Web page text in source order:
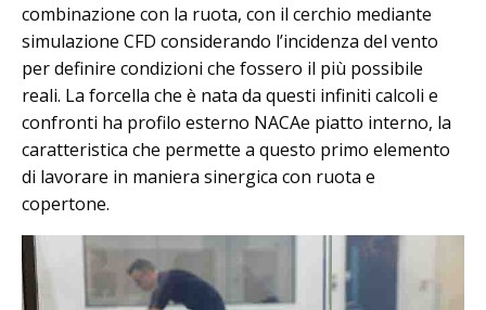
combinazione con la ruota, con il cerchio mediante
simulazione CFD considerando l’incidenza del vento
per definire condizioni che fossero il più possibile
reali. La forcella che è nata da questi infiniti calcoli e
confronti ha profilo esterno NACAe piatto interno, la
caratteristica che permette a questo primo elemento
di lavorare in maniera sinergica con ruota e
copertone.